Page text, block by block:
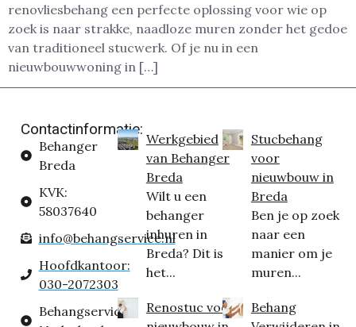
renovliesbehang een perfecte oplossing voor wie op
zoek is naar strakke, naadloze muren zonder het gedoe
van traditioneel stucwerk. Of je nu in een
nieuwbouwwoning in […]
Contactinformatie:
Behanger
Breda
KVK:
58037640
info@behangservice.nl
Hoofdkantoor:
030-2072303
Behangservice
Werkgebied
van Behanger
Breda
Wilt u een
behanger
inhuren in
Breda? Dit is
het...
Renostuc voor
Stucbehang
voor
nieuwbouw in
Breda
Ben je op zoek
naar een
manier om je
muren...
Behang